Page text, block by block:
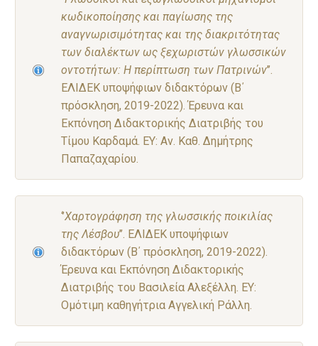
κωδικοποίησης και παγίωσης της
αναγνωρισιμότητας και της διακριτότητας
των διαλέκτων ως ξεχωριστών γλωσσικών
οντοτήτων: Η περίπτωση των Πατρινών’’.
ΕΛΙΔΕΚ υποψήφιων διδακτόρων (Β΄
πρόσκληση, 2019-2022). Έρευνα και
Εκπόνηση Διδακτορικής Διατριβής του
Τίμου Καρδαμά. ΕΥ: Αν. Καθ. Δημήτρης
Παπαζαχαρίου.
‘’Χαρτογράφηση της γλωσσικής ποικιλίας
της Λέσβου’’. ΕΛΙΔΕΚ υποψήφιων
διδακτόρων (Β΄ πρόσκληση, 2019-2022).
Έρευνα και Εκπόνηση Διδακτορικής
Διατριβής του Βασιλεία Αλεξέλλη. ΕΥ:
Ομότιμη καθηγήτρια Αγγελική Ράλλη.